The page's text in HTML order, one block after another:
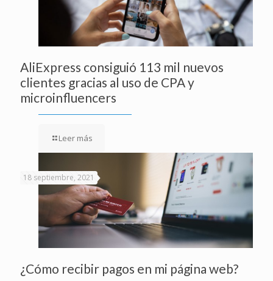
AliExpress consiguió 113 mil nuevos
clientes gracias al uso de CPA y
microinfluencers
Leer más
18 septiembre, 2021
¿Cómo recibir pagos en mi página web?